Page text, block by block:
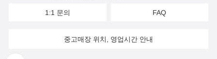
1:1 문의 FAQ
중고매장 위치, 영업시간 안내